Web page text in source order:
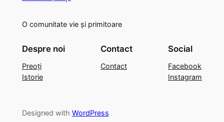
O comunitate vie și primitoare
Despre noi
Preoți
Istorie
Contact
Contact
Social
Facebook
Instagram
Designed with WordPress